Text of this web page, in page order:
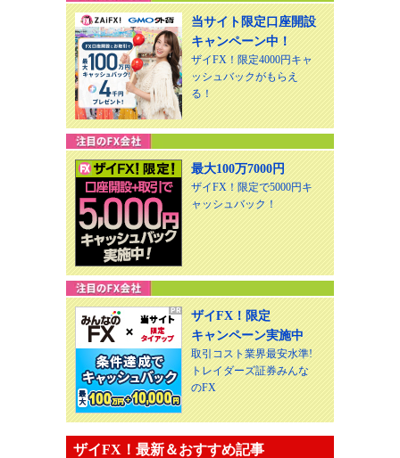
当サイト限定口座開設
キャンペーン中！
ザイFX！限定4000円キャ
ッシュバックがもらえ
る！
最大100万7000円
ザイFX！限定で5000円キ
ャッシュバック！
ザイFX！限定
キャンペーン実施中
取引コスト業界最安水準!
トレイダーズ証券みんな
のFX
ザイFX！最新＆おすすめ記事